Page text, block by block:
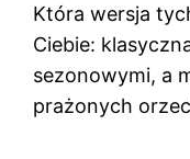
Która wersja
Ciebie:
sezonowymi, a
prażonych